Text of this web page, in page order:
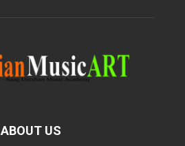
ABOUT US